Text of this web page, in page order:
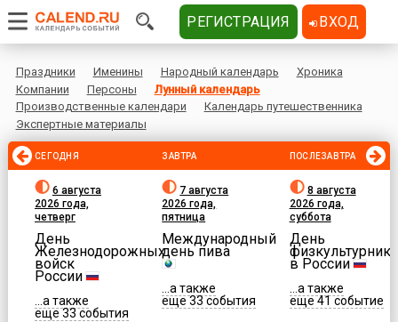
Праздники Именины Народный календарь
Хроника
Компании
Персоны
Лунный календарь
Производственные календари
Календарь путешественника
Экспертные материалы
СЕГОДНЯ
6 августа
2026 года,
четверг
День
Железнодорожных
войск
России
...а также
еще 33 события
ЗАВТРА
7 августа
2026 года,
пятница
Международный
день пива
...а также
еще 33 события
ПОСЛЕЗАВТРА
8 августа
2026 года,
суббота
День
физкультурника
в России
...а также
еще 41 событие
РЕГИСТРАЦИЯ ВХОД